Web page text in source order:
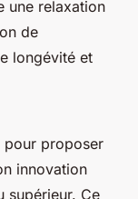
une relaxation
de
longévité et
pour proposer
innovation
supérieur. Ce